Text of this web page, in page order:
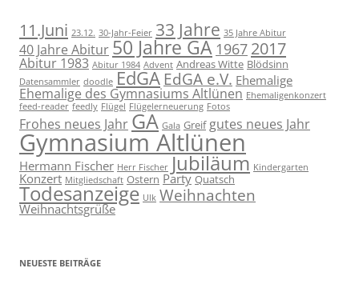
11.Juni 23.12. 30-Jahr-Feier 33 Jahre 35 Jahre Abitur
40 Jahre Abitur 50 Jahre GA 1967 2017
Abitur 1983 Abitur 1984 Advent Andreas Witte Blödsinn
Datensammler doodle EdGA EdGA e.V. Ehemalige
Ehemalige des Gymnasiums Altlünen Ehemaligenkonzert
feed-reader feedly Flügel Flügelerneuerung Fotos
Frohes neues Jahr GA Gala Greif gutes neues Jahr
Gymnasium Altlünen
Hermann Fischer Herr Fischer Jubiläum Kindergarten
Konzert Mitgliedschaft Ostern Party Quatsch
Todesanzeige Ulk Weihnachten
Weihnachtsgrüße
NEUESTE BEITRÄGE